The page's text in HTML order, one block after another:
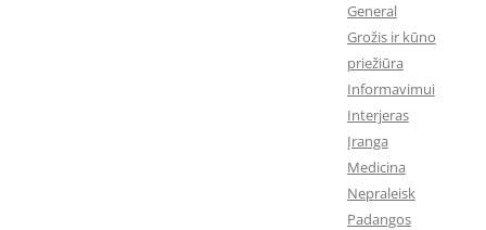
General
Grožis ir kūno
priežiūra
Informavimui
Interjeras
Įranga
Medicina
Nepraleisk
Padangos